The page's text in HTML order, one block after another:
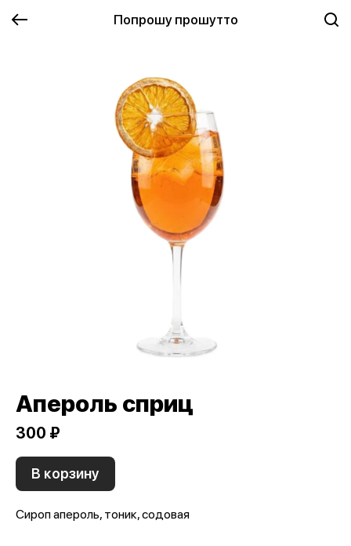
Попрошу прошутто
Апероль сприц
300 ₽
В корзину
Сироп апероль, тоник, содовая